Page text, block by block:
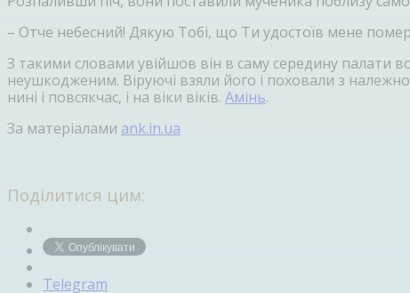
– Отче небесний! Дякую Тобі, що Ти удостоїв мене
З такими словами увійшов він в саму середину палати
неушкодженим. Віруючі взяли його і поховали з
нині і повсякчас, і на віки віків. Амінь.
За матеріалами ank.in.ua
Поділитися цим:
Telegram